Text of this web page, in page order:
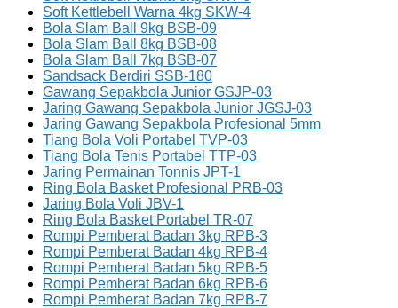
Soft Kettlebell Warna 4kg SKW-4
Bola Slam Ball 9kg BSB-09
Bola Slam Ball 8kg BSB-08
Bola Slam Ball 7kg BSB-07
Sandsack Berdiri SSB-180
Gawang Sepakbola Junior GSJP-03
Jaring Gawang Sepakbola Junior JGSJ-03
Jaring Gawang Sepakbola Profesional 5mm
Tiang Bola Voli Portabel TVP-03
Tiang Bola Tenis Portabel TTP-03
Jaring Permainan Tonnis JPT-1
Ring Bola Basket Profesional PRB-03
Jaring Bola Voli JBV-1
Ring Bola Basket Portabel TR-07
Rompi Pemberat Badan 3kg RPB-3
Rompi Pemberat Badan 4kg RPB-4
Rompi Pemberat Badan 5kg RPB-5
Rompi Pemberat Badan 6kg RPB-6
Rompi Pemberat Badan 7kg RPB-7